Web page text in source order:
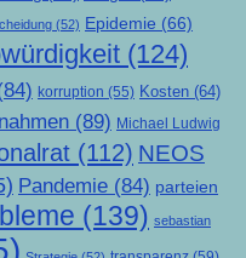
(52) Epidemie (66)
(124)
korruption (55) Kosten (64)
(89) Michael Ludwig
(112) NEOS
Pandemie (84) parteien
(139) sebastian